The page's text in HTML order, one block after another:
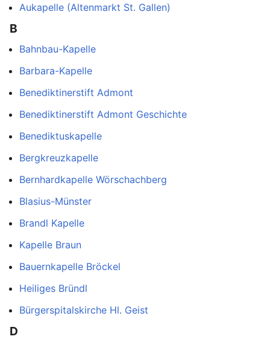
Aukapelle (Altenmarkt St. Gallen)
B
Bahnbau-Kapelle
Barbara-Kapelle
Benediktinerstift Admont
Benediktinerstift Admont Geschichte
Benediktuskapelle
Bergkreuzkapelle
Bernhardkapelle Wörschachberg
Blasius-Münster
Brandl Kapelle
Kapelle Braun
Bauernkapelle Bröckel
Heiliges Bründl
Bürgerspitalskirche Hl. Geist
D